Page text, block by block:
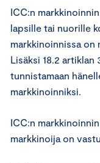
ICC:n
lapsille tai nuorille
markkinoinnissa
Lisäksi 18.2
tunnistamaan
markkinoinniksi.
ICC:n
markkinoija on